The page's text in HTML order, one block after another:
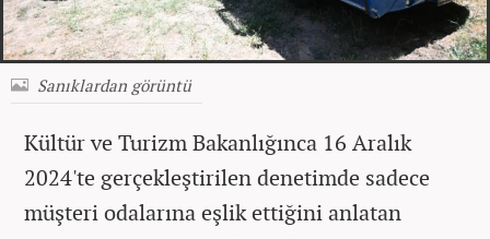
Sanıklardan görüntü
Kültür ve Turizm Bakanlığınca 16 Aralık
2024'te gerçekleştirilen denetimde sadece
müşteri odalarına eşlik ettiğini anlatan